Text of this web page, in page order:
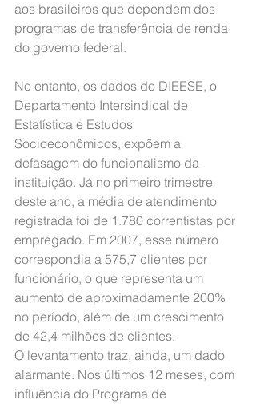
aos brasileiros que dependem dos
programas de transferência de renda
do governo federal.
No entanto, os dados do DIEESE, o
Departamento Intersindical de
Estatística e Estudos
Socioeconômicos, expõem a
defasagem do funcionalismo da
instituição. Já no primeiro trimestre
deste ano, a média de atendimento
registrada foi de 1.780 correntistas por
empregado. Em 2007, esse número
correspondia a 575,7 clientes por
funcionário, o que representa um
aumento de aproximadamente 200%
no período, além de um crescimento
de 42,4 milhões de clientes.
O levantamento traz, ainda, um dado
alarmante. Nos últimos 12 meses, com
influência do Programa de